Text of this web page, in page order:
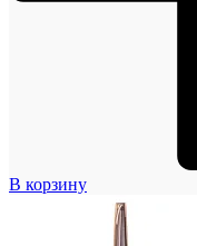
В корзину